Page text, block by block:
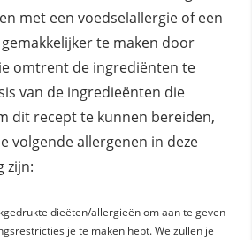
met een voedselallergie of een
te maken door
omtrent de ingrediënten te
van de ingredieënten die
dit recept te kunnen bereiden,
volgende allergenen in deze
zijn:
dieëten/allergieën om aan te geven
je te maken hebt. We zullen je